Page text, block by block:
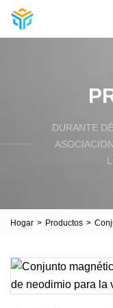
DURANTE
Hogar > Productos >